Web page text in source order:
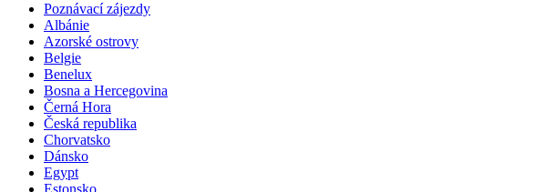
Poznávací zájezdy
Albánie
Azorské ostrovy
Belgie
Benelux
Bosna a Hercegovina
Černá Hora
Česká republika
Chorvatsko
Dánsko
Egypt
Estonsko